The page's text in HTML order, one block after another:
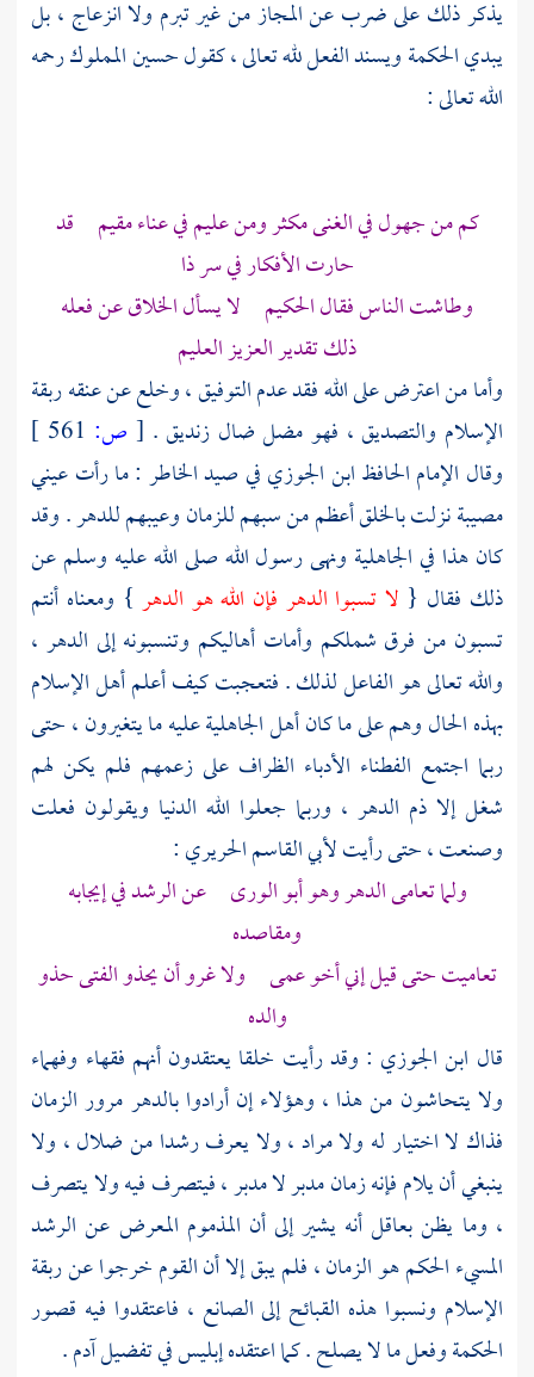
يذكر ذلك على ضرب عن المجاز من غير تبرم ولا انزعاج ، بل
يبدي الحكمة ويسند الفعل لله تعالى ، كقولحسين المملوكرحمه
الله تعالى :
كم من جهول في الغنى مكثر ومن عليم في عناء مقيم قد
حارت الأفكار في سر ذا
وطاشت الناس فقال الحكيم لا يسأل الخلاق عن فعله
ذلك تقدير العزيز العليم
وأما من اعترض على الله فقد عدم التوفيق ، وخلع عن عنقه ربقة
الإسلام والتصديق ، فهو مضل ضال زنديق . [ ص:
وقال الإمام الحافظابن الجوزيفي صيد الخاطر : ما رأت عيني
مصيبة نزلت بالخلق أعظم من سبهم للزمان وعيبهم للدهر . وقد
كان هذا في الجاهلية ونهى رسول الله صلى الله عليه وسلم عن
ذلك فقال { لا تسبوا الدهر فإن الله هو الدهر } ومعناه أنتم
تسبون من فرق شملكم وأمات أهاليكم وتنسبونه إلى الدهر ،
والله تعالى هو الفاعل لذلك . فتعجبت كيف أعلم أهل الإسلام
بهذه الحال وهم على ما كان أهل الجاهلية عليه ما يتغيرون ، حتى
ربما اجتمع الفطناء الأدباء الظراف على زعمهم فلم يكن لهم
شغل إلا ذم الدهر ، وربما جعلوا الله الدنيا ويقولون فعلت
وصنعت ، حتى رأيتلأبي القاسم الحريري:
ولما تعامى الدهر وهو أبو الورى عن الرشد في إيجابه
ومقاصده
تعاميت حتى قيل إني أخو عمى ولا غرو أن يحذو الفتى حذو
والده
قال ابن الجوزي : وقد رأيت خلقا يعتقدون أنهم فقهاء وفهماء
ولا يتحاشون من هذا ، وهؤلاء إن أرادوا بالدهر مرور الزمان
فذاك لا اختيار له ولا مراد ، ولا يعرف رشدا من ضلال ، ولا
ينبغي أن يلام فإنه زمان مدبر لا مدبر ، فيتصرف فيه ولا يتصرف
، وما يظن بعاقل أنه يشير إلى أن المذموم المعرض عن الرشد
المسيء الحكم هو الزمان ، فلم يبق إلا أن القوم خرجوا عن ربقة
الإسلام ونسبوا هذه القبائح إلى الصانع ، فاعتقدوا فيه قصور
الحكمة وفعل ما لا يصلح . كما اعتقده إبليس في تفضيلآدم.